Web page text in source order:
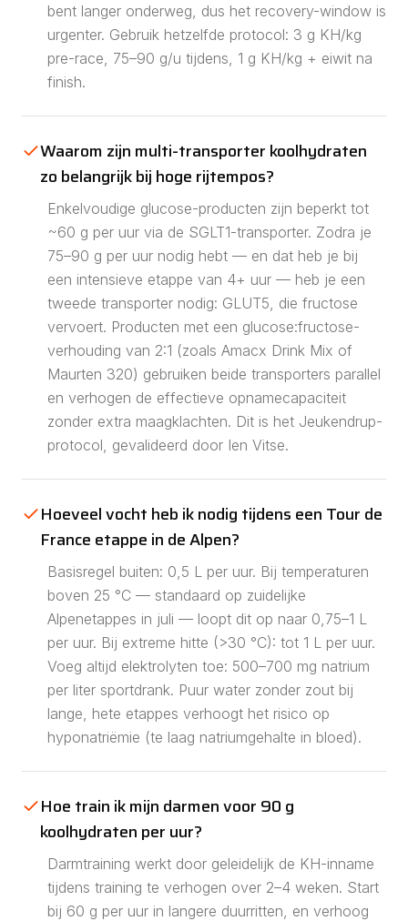
bent langer onderweg, dus het recovery-window is
urgenter. Gebruik hetzelfde protocol: 3 g KH/kg
pre-race, 75–90 g/u tijdens, 1 g KH/kg + eiwit na
finish.
Waarom zijn multi-transporter koolhydraten
zo belangrijk bij hoge rijtempos?
Enkelvoudige glucose-producten zijn beperkt tot
~60 g per uur via de SGLT1-transporter. Zodra je
75–90 g per uur nodig hebt — en dat heb je bij
een intensieve etappe van 4+ uur — heb je een
tweede transporter nodig: GLUT5, die fructose
vervoert. Producten met een glucose:fructose-
verhouding van 2:1 (zoals Amacx Drink Mix of
Maurten 320) gebruiken beide transporters parallel
en verhogen de effectieve opnamecapaciteit
zonder extra maagklachten. Dit is het Jeukendrup-
protocol, gevalideerd door Ien Vitse.
Hoeveel vocht heb ik nodig tijdens een Tour de
France etappe in de Alpen?
Basisregel buiten: 0,5 L per uur. Bij temperaturen
boven 25 °C — standaard op zuidelijke
Alpenetappes in juli — loopt dit op naar 0,75–1 L
per uur. Bij extreme hitte (>30 °C): tot 1 L per uur.
Voeg altijd elektrolyten toe: 500–700 mg natrium
per liter sportdrank. Puur water zonder zout bij
lange, hete etappes verhoogt het risico op
hyponatriëmie (te laag natriumgehalte in bloed).
Hoe train ik mijn darmen voor 90 g
koolhydraten per uur?
Darmtraining werkt door geleidelijk de KH-inname
tijdens training te verhogen over 2–4 weken. Start
bij 60 g per uur in langere duurritten, en verhoog